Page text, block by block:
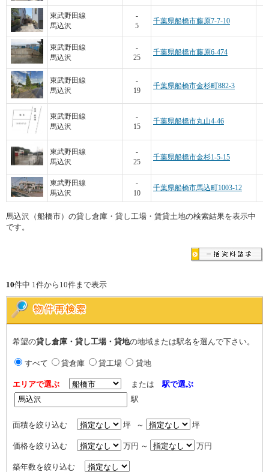
東武野田線
馬込沢
-
5
千葉県船橋市藤原7-7-10
東武野田線
馬込沢
-
25
千葉県船橋市藤原6-474
東武野田線
馬込沢
-
19
千葉県船橋市金杉町882-3
東武野田線
馬込沢
-
15
千葉県船橋市丸山4-46
東武野田線
馬込沢
-
25
千葉県船橋市金杉1-5-15
東武野田線
馬込沢
-
10
千葉県船橋市馬込町1003-12
馬込沢（船橋市）の貸し倉庫・貸し工場・賃貸土地の検索結果を表示中
です。
10件中 1件から10件まで表示
希望の貸し倉庫・貸し工場・貸地の地域または駅名を選んで下さい。
すべて 貸倉庫 貸工場 貸地
エリアで選ぶ または駅で選ぶ
駅
面積を絞り込む 坪 ～ 坪
価格を絞り込む 万円 ～ 万円
築年数を絞り込む